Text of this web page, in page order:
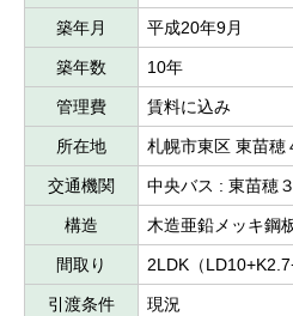
築年月 平成20年9月
築年数 10年
管理費 賃料に込み
所在地 札幌市東区 東苗穂
交通機関 中央バス : 東苗穂
構造 木造亜鉛メッキ鋼
間取り 2LDK（
引渡条件 現況